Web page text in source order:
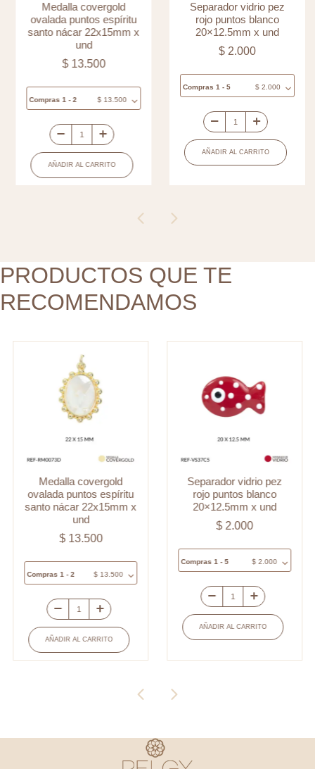
Medalla covergold
ovalada puntos espíritu
santo nácar 22x15mm x
und
$13.500
Compras 1 - 2 $13.500
Medalla
covergold
ovalada
22x15mm
x
und
AÑADIR AL CARRITO
Separador vidrio pez
rojo puntos blanco
20×12.5mm x und
$2.000
Compras 1 - 5 $2.000
Separador
vidrio
pez
und
AÑADIR AL CARRITO
PRODUCTOS QUE TE
RECOMENDAMOS
Medalla covergold
ovalada puntos espíritu
santo nácar 22x15mm x
und
$13.500
Compras 1 - 2 $13.500
Medalla
covergold
ovalada
22x15mm
AÑADIR AL CARRITO
Separador vidrio pez
rojo puntos blanco
20×12.5mm x und
$2.000
Compras 1 - 5 $2.000
Separador
vidrio
pez
rojo
AÑADIR AL CARRITO